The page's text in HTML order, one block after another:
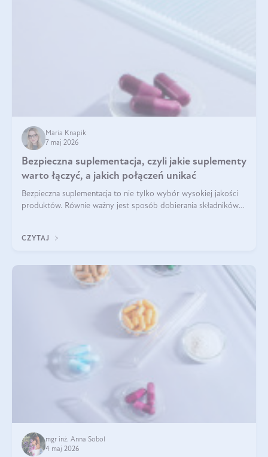
Maria Knapik
7 maj 2026
Bezpieczna suplementacja, czyli jakie suplementy
warto łączyć, a jakich połączeń unikać
Bezpieczna suplementacja to nie tylko wybór wysokiej jakości
produktów. Równie ważny jest sposób dobierania składników
CZYTAJ
mgr inż. Anna Sobol
4 maj 2026